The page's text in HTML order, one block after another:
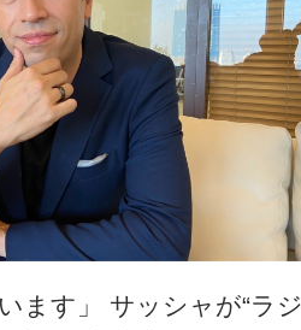
ます」 サッシャが“ラ